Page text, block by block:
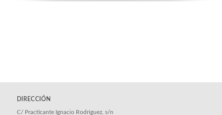
DIRECCIÓN
C/ Practicante Ignacio Rodríguez, s/n